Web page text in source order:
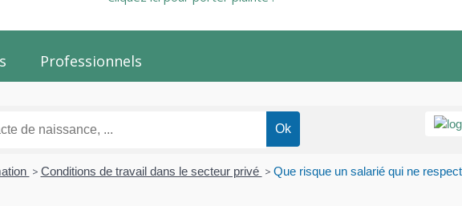
Professionnels
> Conditions de travail dans le secteur privé > Que risque un salarié qui ne